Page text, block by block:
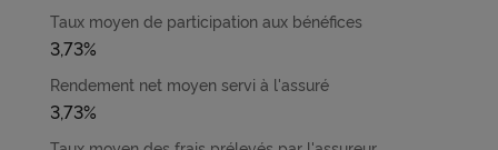
3,73%
3,73%
apporter un confort de navigation seront déposés.